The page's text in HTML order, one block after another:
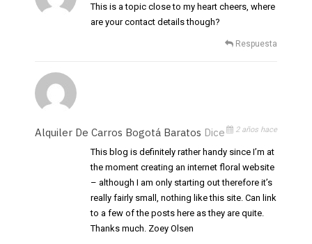
This is a topic close to my heart cheers, where
are your contact details though?
Respuesta
Alquiler De Carros Bogotá Baratos Dice 2 años hace
This blog is definitely rather handy since I’m at
the moment creating an internet floral website
– although I am only starting out therefore it’s
really fairly small, nothing like this site. Can link
to a few of the posts here as they are quite.
Thanks much. Zoey Olsen